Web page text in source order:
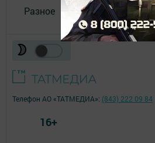
Разное
Телефон АО «ТАТМЕДИА»: (843) 222 09 84
16+